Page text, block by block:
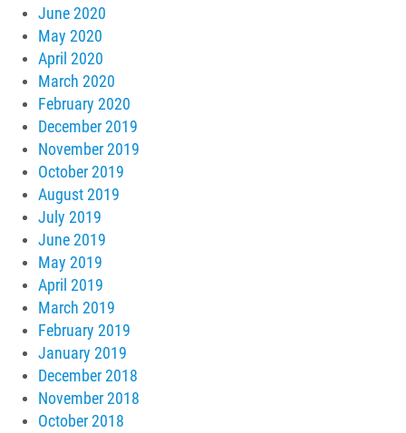
June 2020
May 2020
April 2020
March 2020
February 2020
December 2019
November 2019
October 2019
August 2019
July 2019
June 2019
May 2019
April 2019
March 2019
February 2019
January 2019
December 2018
November 2018
October 2018